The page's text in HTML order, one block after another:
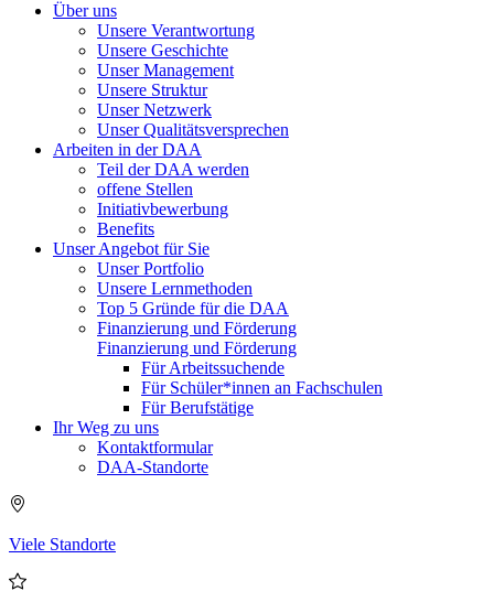
Über uns
Unsere Verantwortung
Unsere Geschichte
Unser Management
Unsere Struktur
Unser Netzwerk
Unser Qualitätsversprechen
Arbeiten in der DAA
Teil der DAA werden
offene Stellen
Initiativbewerbung
Benefits
Unser Angebot für Sie
Unser Portfolio
Unsere Lernmethoden
Top 5 Gründe für die DAA
Finanzierung und Förderung
Finanzierung und Förderung
Für Arbeitssuchende
Für Schüler*innen an Fachschulen
Für Berufstätige
Ihr Weg zu uns
Kontaktformular
DAA-Standorte
Viele Standorte